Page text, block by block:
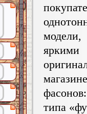
яркими
типа